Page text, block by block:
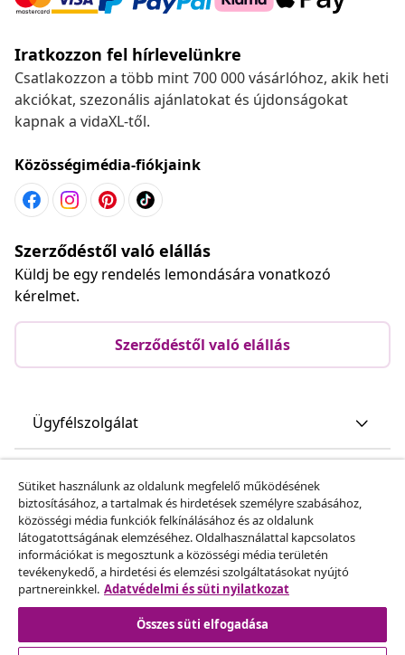
Iratkozzon fel hírlevelünkre
Csatlakozzon a több mint 700 000 vásárlóhoz, akik heti
akciókat, szezonális ajánlatokat és újdonságokat
kapnak a vidaXL-től.
Közösségimédia-fiókjaink
Szerződéstől való elállás
Küldj be egy rendelés lemondására vonatkozó
kérelmet.
Szerződéstől való elállás
Ügyfélszolgálat
vidaXL
Fedezz fel többet
Sütiket használunk az oldalunk megfelelő működésének
biztosításához, a tartalmak és hirdetések személyre szabásához,
közösségi média funkciók felkínálásához és az oldalunk
látogatottságának elemzéséhez. Oldalhasználattal kapcsolatos
információkat is megosztunk a közösségi média területén
tevékenykedő, a hirdetési és elemzési szolgáltatásokat nyújtó
partnereinkkel. Adatvédelmi és süti nyilatkozat
Összes süti elfogadása